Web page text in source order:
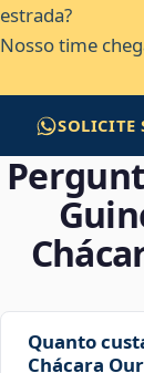
estrada?
Nosso time
SOLICITE
Quanto
Chácara